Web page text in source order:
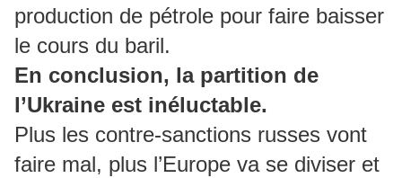
production de pétrole pour faire baisser
le cours du baril.
En conclusion, la partition de
l’Ukraine est inéluctable.
Plus les contre-sanctions russes vont
faire mal, plus l’Europe va se diviser et